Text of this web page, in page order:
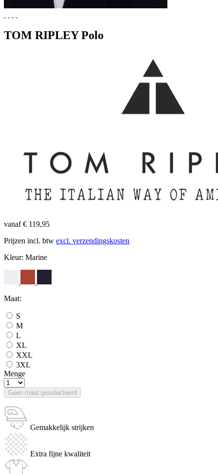
TOM RIPLEY Polo
vanaf € 119,95
Prijzen incl. btw excl. verzendingskosten
Kleur: Marine
Maat:
S
M
L
XL
XXL
3XL
Menge
Geen maat geselecteerd
Gemakkelijk strijken
Extra fijne kwaliteit